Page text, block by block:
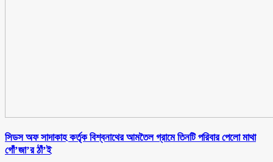
সিডস অফ সাদাকাহ কর্তৃক বিশ্বনাথের আমতৈল গ্রামে তিনটি পরিবার পেলো মাথা
গোঁ’জা’র ঠাঁ’ই